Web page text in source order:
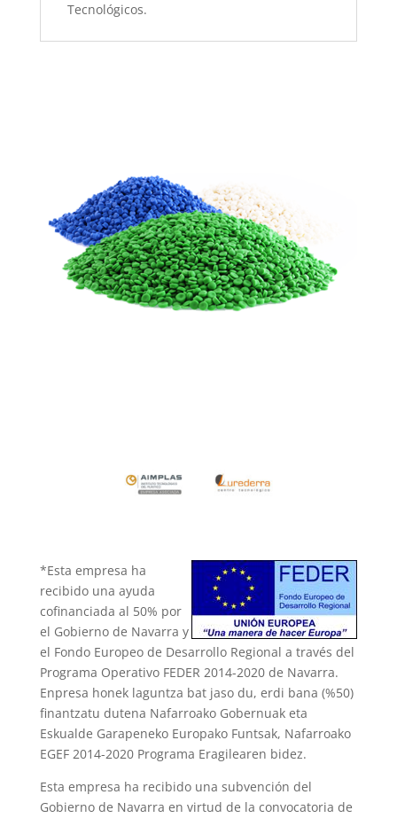
Tecnológicos.
*Esta empresa ha
recibido una ayuda
cofinanciada al 50% por
el Gobierno de Navarra y
el Fondo Europeo de Desarrollo Regional a través del
Programa Operativo FEDER 2014-2020 de Navarra.
Enpresa honek laguntza bat jaso du, erdi bana (%50)
finantzatu dutena Nafarroako Gobernuak eta
Eskualde Garapeneko Europako Funtsak, Nafarroako
EGEF 2014-2020 Programa Eragilearen bidez.
Esta empresa ha recibido una subvención del
Gobierno de Navarra en virtud de la convocatoria de